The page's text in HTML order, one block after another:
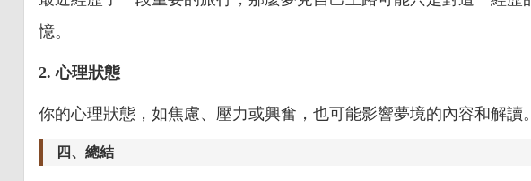
憶。
2. 心理狀態
你的心理狀態，如焦慮、壓力或興奮，也可能影響夢境的內容和解讀。
四、總結